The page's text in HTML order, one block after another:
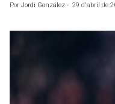
Por Jordi González - 29 d'abril de